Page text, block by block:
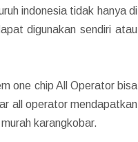
indonesia tidak hanya di
digunakan sendiri atau
one chip All Operator bisa
all operator mendapatkan
karangkobar.